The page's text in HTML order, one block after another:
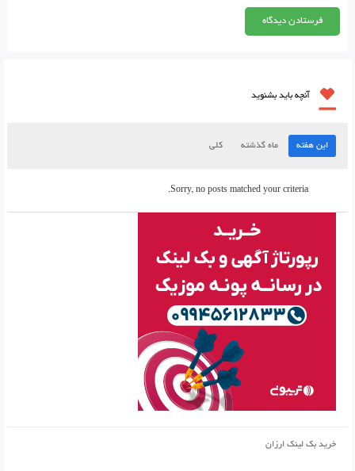
آنچه باید بشنوید
این هفته ماه گذشته کلی
Sorry, no posts matched your criteria.
خرید بک لینک ارزان